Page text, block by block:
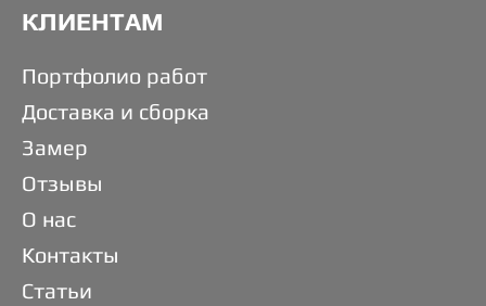
КЛИЕНТАМ
Портфолио работ
Доставка и сборка
Замер
Отзывы
О нас
Контакты
Статьи